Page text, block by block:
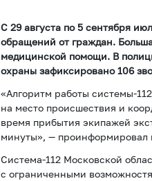
С 29 августа по 5 сентября
обращений от граждан.
медицинской помощи. В
охраны зафиксировано 106
«Алгоритм работы системы-
на место происшествия и
время прибытия экипажей
минуты», — проинформировал
Система-112 Московской
с ограниченными